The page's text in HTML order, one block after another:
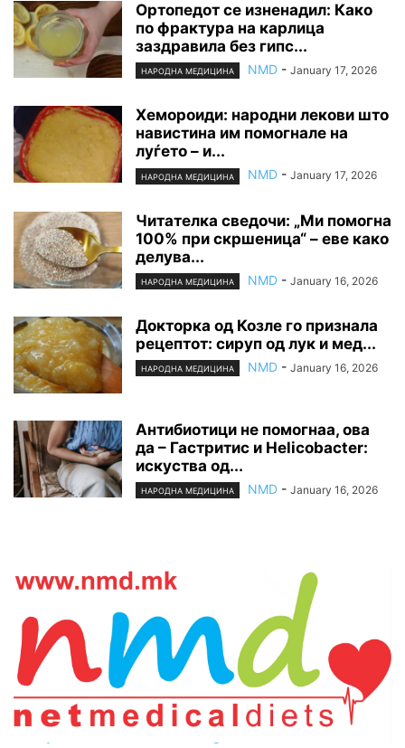
Ортопедот се изненадил: Како
по фрактура на карлица
заздравила без гипс...
НАРОДНА МЕДИЦИНА NMD - January 17, 2026
Хемороиди: народни лекови што
навистина им помогнале на
луѓето – и...
НАРОДНА МЕДИЦИНА NMD - January 17, 2026
Читателка сведочи: „Ми помогна
100% при скршеница“ – еве како
делува...
НАРОДНА МЕДИЦИНА NMD - January 16, 2026
Докторка од Козле го признала
рецептот: сируп од лук и мед...
НАРОДНА МЕДИЦИНА NMD - January 16, 2026
Антибиотици не помогнаа, ова
да – Гастритис и Helicobacter:
искуства од...
НАРОДНА МЕДИЦИНА NMD - January 16, 2026